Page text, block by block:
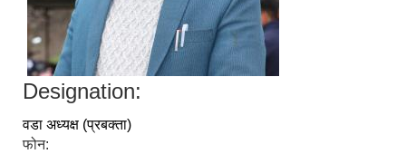
Designation:
वडा अध्यक्ष (प्रबक्ता)
फोन: